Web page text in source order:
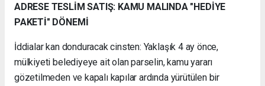
ADRESE TESLİM SATIŞ: KAMU MALINDA "HEDİYE
PAKETİ" DÖNEMİ
İddialar kan donduracak cinsten: Yaklaşık 4 ay önce,
mülkiyeti belediyeye ait olan parselin, kamu yararı
gözetilmeden ve kapalı kapılar ardında yürütülen bir